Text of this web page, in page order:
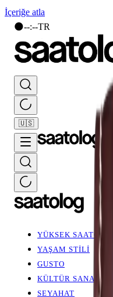
İçeriğe atla
🌑--:--TR
🇺🇸
YÜKSEK SAATÇİLİK
YAŞAM STİLİ
GUSTO
KÜLTÜR SANAT
SEYAHAT